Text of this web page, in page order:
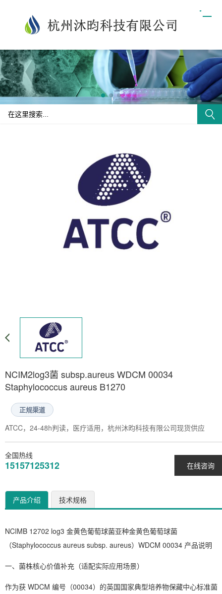
NCIM2log3菌 subsp.aureus WDCM 00034
Staphylococcus aureus B1270
正规渠道
ATCC，24-48h判读，医疗适用，杭州沐昀科技有限公司现货供应
在线咨询
全国热线
15157125312
产品介绍 技术规格
NCIMB 12702 log3 金黄色葡萄球菌亚种金黄色葡萄球菌
（Staphylococcus aureus subsp. aureus）WDCM 00034 产品说明
一、菌株核心价值补充（适配实际应用场景）
作为获 WDCM 编号（00034）的英国国家典型培养物保藏中心标准菌